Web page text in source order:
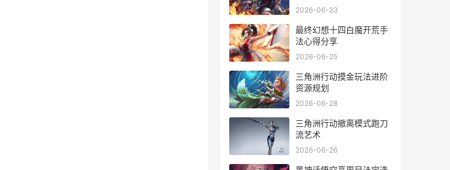
考蓝图
2026-06-23
最终幻想十四白魔开荒手
法心得分享
2026-06-25
三角洲行动摸金玩法进阶
资源规划
2026-06-28
三角洲行动撤离模式跑刀
流艺术
2026-06-26